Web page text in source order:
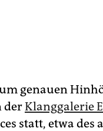
genauen
derKlanggalerie
statt, etwa des